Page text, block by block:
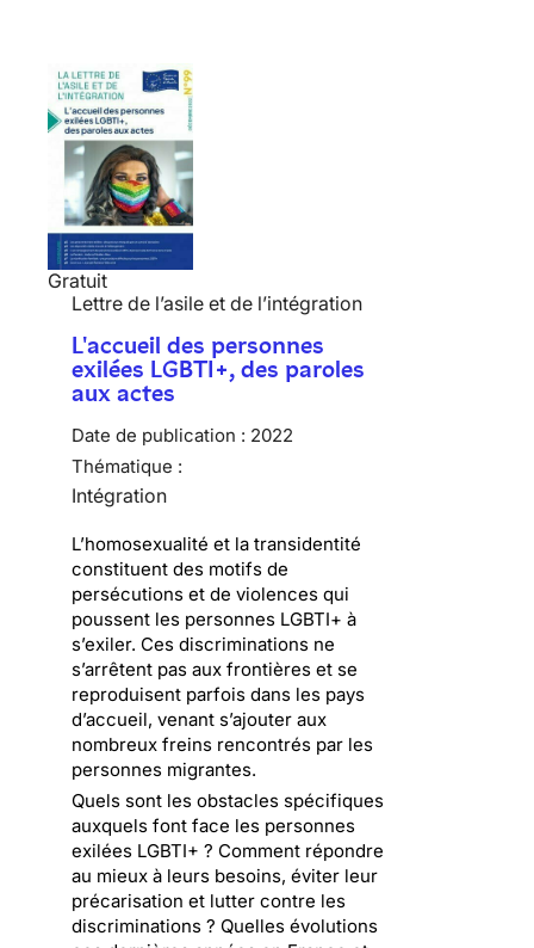
Gratuit
Lettre de l’asile et de l’intégration
L'accueil des personnes
exilées LGBTI+, des paroles
aux actes
Date de publication : 2022
Thématique :
Intégration
L’homosexualité et la transidentité
constituent des motifs de
persécutions et de violences qui
poussent les personnes LGBTI+ à
s’exiler. Ces discriminations ne
s’arrêtent pas aux frontières et se
reproduisent parfois dans les pays
d’accueil, venant s’ajouter aux
nombreux freins rencontrés par les
personnes migrantes.
Quels sont les obstacles spécifiques
auxquels font face les personnes
exilées LGBTI+ ? Comment répondre
au mieux à leurs besoins, éviter leur
précarisation et lutter contre les
discriminations ? Quelles évolutions